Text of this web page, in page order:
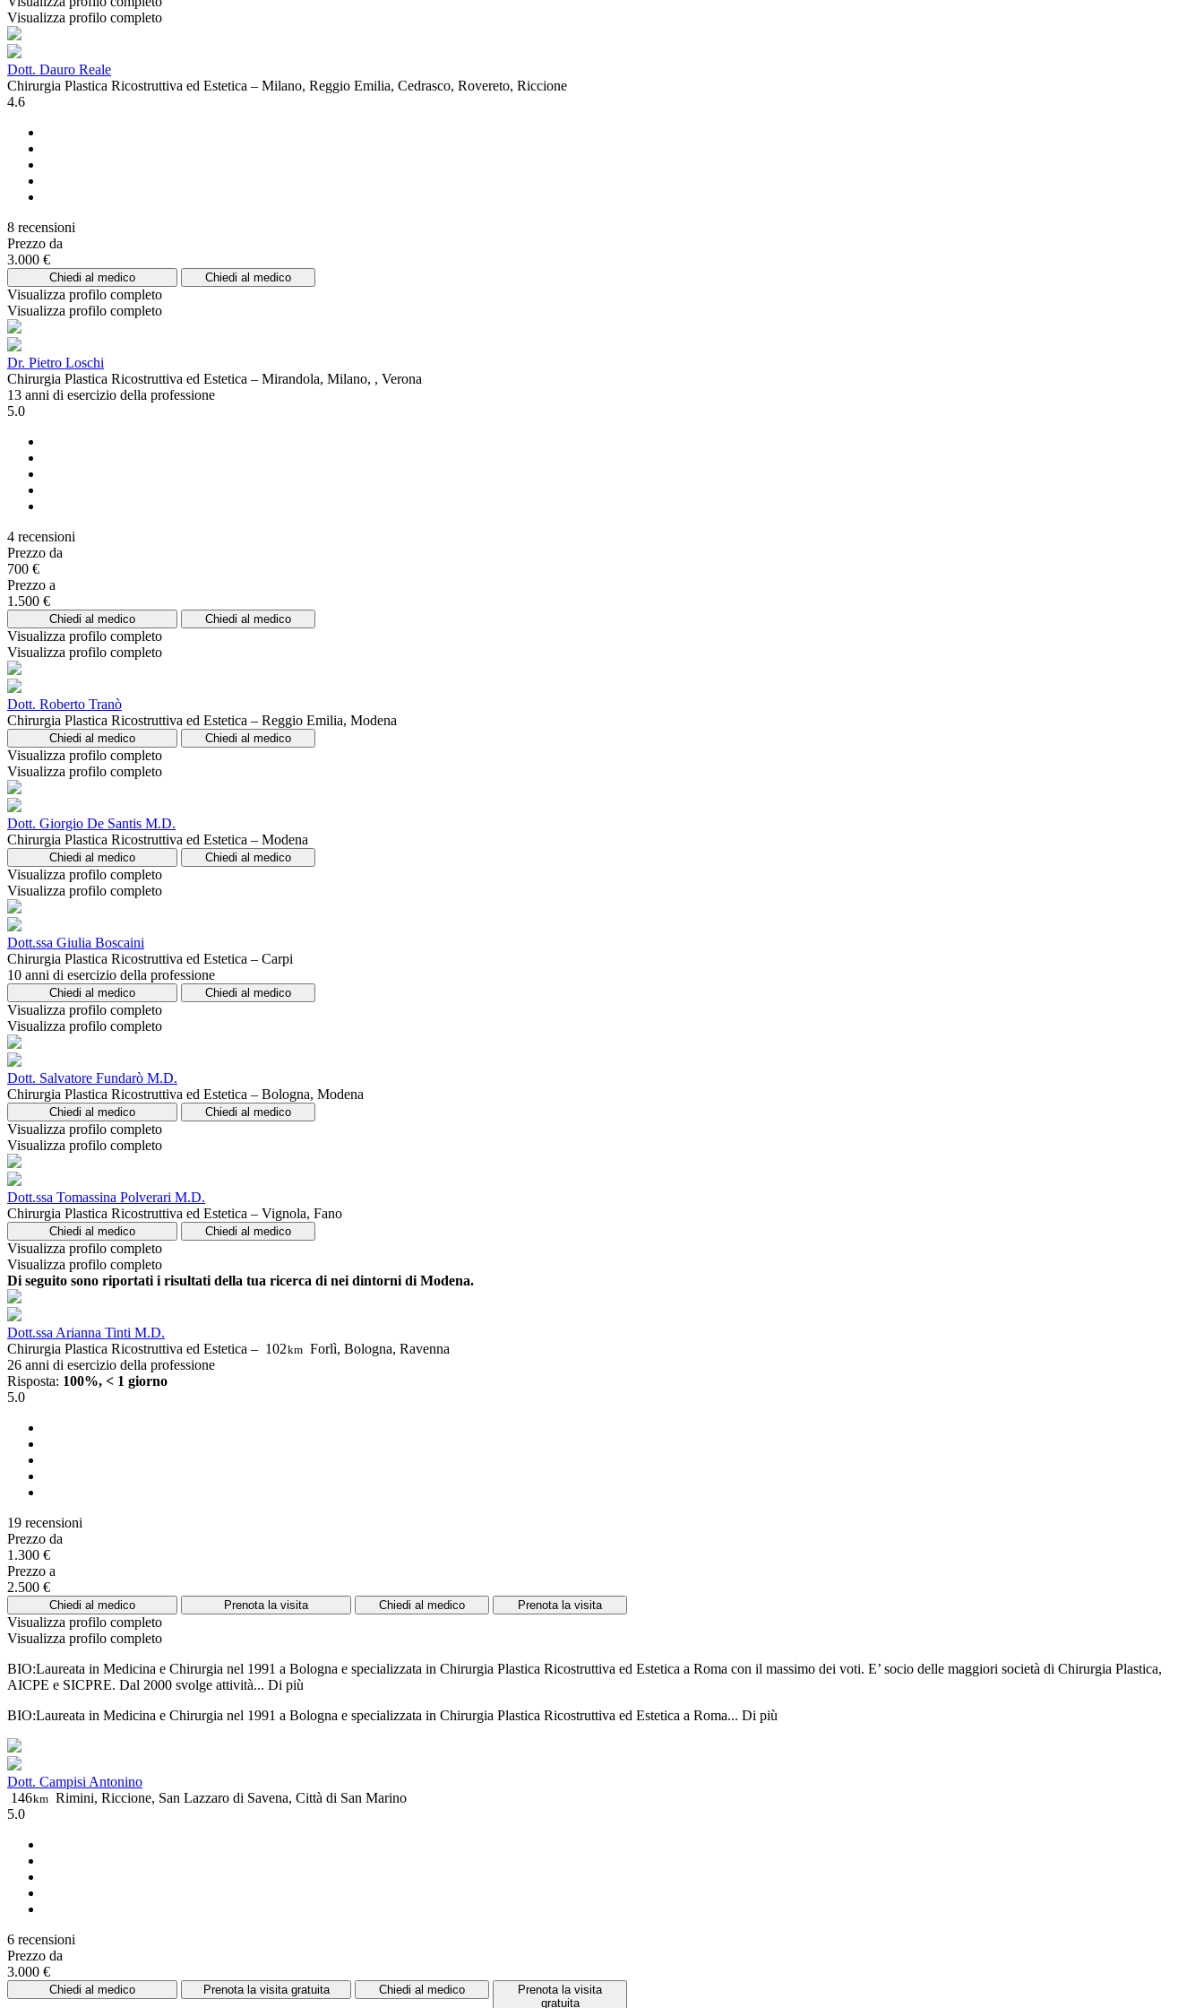
Visualizza profilo completo
Dott. Dauro Reale
Chirurgia Plastica Ricostruttiva ed Estetica – Milano, Reggio Emilia, Cedrasco, Rovereto, Riccione
4.6
8 recensioni
Prezzo da
3.000 €
Chiedi al medico Chiedi al medico
Visualizza profilo completo
Visualizza profilo completo
Dr. Pietro Loschi
Chirurgia Plastica Ricostruttiva ed Estetica – Mirandola, Milano, , Verona
13 anni di esercizio della professione
5.0
4 recensioni
Prezzo da
700 €
Prezzo a
1.500 €
Chiedi al medico Chiedi al medico
Visualizza profilo completo
Visualizza profilo completo
Dott. Roberto Tranò
Chirurgia Plastica Ricostruttiva ed Estetica – Reggio Emilia, Modena
Chiedi al medico Chiedi al medico
Visualizza profilo completo
Visualizza profilo completo
Dott. Giorgio De Santis M.D.
Chirurgia Plastica Ricostruttiva ed Estetica – Modena
Chiedi al medico Chiedi al medico
Visualizza profilo completo
Visualizza profilo completo
Dott.ssa Giulia Boscaini
Chirurgia Plastica Ricostruttiva ed Estetica – Carpi
10 anni di esercizio della professione
Chiedi al medico Chiedi al medico
Visualizza profilo completo
Visualizza profilo completo
Dott. Salvatore Fundarò M.D.
Chirurgia Plastica Ricostruttiva ed Estetica – Bologna, Modena
Chiedi al medico Chiedi al medico
Visualizza profilo completo
Visualizza profilo completo
Dott.ssa Tomassina Polverari M.D.
Chirurgia Plastica Ricostruttiva ed Estetica – Vignola, Fano
Chiedi al medico Chiedi al medico
Visualizza profilo completo
Visualizza profilo completo
Di seguito sono riportati i risultati della tua ricerca di nei dintorni di Modena.
Dott.ssa Arianna Tinti M.D.
Chirurgia Plastica Ricostruttiva ed Estetica – 102km Forlì, Bologna, Ravenna
26 anni di esercizio della professione
Risposta: 100%, < 1 giorno
5.0
19 recensioni
Prezzo da
1.300 €
Prezzo a
2.500 €
Chiedi al medico Prenota la visita Chiedi al medico Prenota la visita
Visualizza profilo completo
Visualizza profilo completo
BIO:Laureata in Medicina e Chirurgia nel 1991 a Bologna e specializzata in Chirurgia Plastica Ricostruttiva ed Estetica a Roma con il massimo dei voti. E’ socio delle maggiori società di Chirurgia Plastica,
AICPE e SICPRE. Dal 2000 svolge attività... Di più
BIO:Laureata in Medicina e Chirurgia nel 1991 a Bologna e specializzata in Chirurgia Plastica Ricostruttiva ed Estetica a Roma... Di più
Dott. Campisi Antonino
146km Rimini, Riccione, San Lazzaro di Savena, Città di San Marino
5.0
6 recensioni
Prezzo da
3.000 €
Chiedi al medico Prenota la visita gratuita Chiedi al medico
Prenota la visita
gratuita